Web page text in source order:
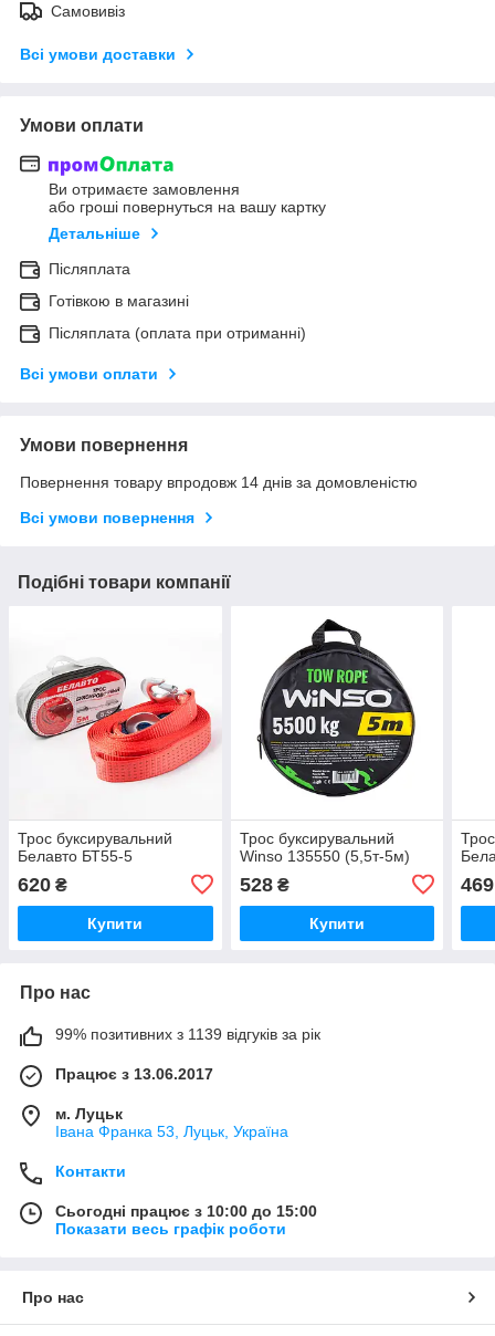
Самовивіз
Всі умови доставки
Умови оплати
Ви отримаєте замовлення
або гроші повернуться на вашу картку
Детальніше
Післяплата
Готівкою в магазині
Післяплата (оплата при отриманні)
Всі умови оплати
Умови повернення
Повернення товару впродовж 14 днів за домовленістю
Всі умови повернення
Подібні товари компанії
Трос буксирувальний
Белавто БТ55-5
620 ₴
Купити
Трос буксирувальний
Winso 135550 (5,5т-5м)
528₴
Купити
469
Про нас
99% позитивних з 1139 відгуків за рік
Працює з 13.06.2017
м. Луцьк
Івана Франка 53, Луцьк, Україна
Контакти
Сьогодні працює з 10:00 до 15:00
Показати весь графік роботи
Про нас